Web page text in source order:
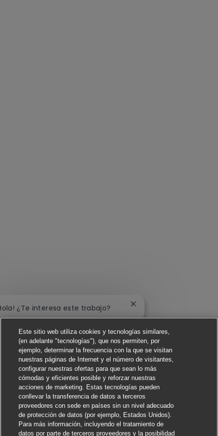
Este sitio web utiliza cookies y tecnologías similares,
(en adelante "tecnologías"), que nos permiten, por
ejemplo, determinar la frecuencia con la que se visitan
nuestras páginas de Internet y el número de visitantes,
configurar nuestras ofertas para que sean lo más
cómodas y eficientes posible y reforzar nuestras
acciones de marketing. Estas tecnologías pueden
conllevar la transferencia de datos a terceros
proveedores con sede en países sin un nivel adecuado
de protección de datos (por ejemplo, Estados Unidos).
Para más información, incluyendo el tratamiento de
datos por parte de terceros proveedores y la posibilidad
¿Te interesa este trabajo? Cerrar notificación de
Me interesa
Buscar trabajos similares